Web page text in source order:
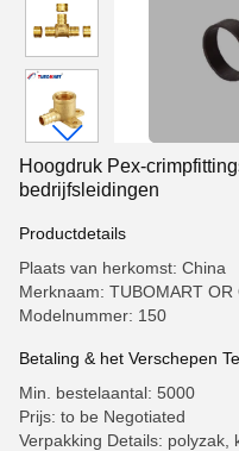
Hoogdruk Pex-
bedrijfsleidingen
Productdetails
Plaats van herkomst: China
Merknaam: TUBOMART OR
Modelnummer: 150
Betaling & het Verschepen
Min. bestelaantal: 5000
Prijs: to be Negotiated
Verpakking Details: polyzak,